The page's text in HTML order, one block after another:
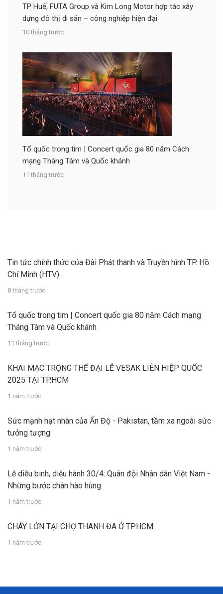
TP Huế, FUTA Group và Kim Long Motor hợp tác xây
dựng đô thị di sản – công nghiệp hiện đại
10 tháng trước
Tổ quốc trong tim | Concert quốc gia 80 năm Cách
mạng Tháng Tám và Quốc khánh
11 tháng trước
Tin tức chính thức của Đài Phát thanh và Truyền hình TP. Hồ
Chí Minh (HTV).
8 tháng trước
Tổ quốc trong tim | Concert quốc gia 80 năm Cách mạng
Tháng Tám và Quốc khánh
11 tháng trước
KHAI MẠC TRỌNG THỂ ĐẠI LỄ VESAK LIÊN HIỆP QUỐC
2025 TẠI TP.HCM
1 năm trước
Sức mạnh hạt nhân của Ấn Độ - Pakistan, tầm xa ngoài sức
tưởng tượng
1 năm trước
Lễ diễu binh, diễu hành 30/4: Quân đội Nhân dân Việt Nam -
Những bước chân hào hùng
1 năm trước
CHÁY LỚN TẠI CHỢ THANH ĐA Ở TP.HCM
1 năm trước